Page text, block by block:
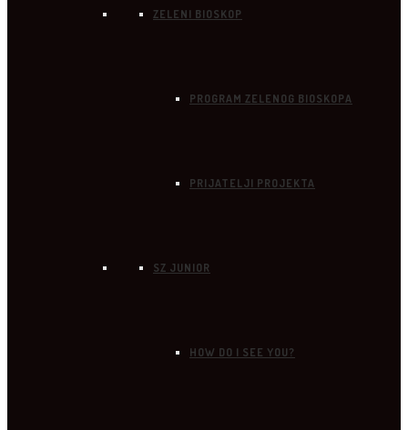
ZELENI BIOSKOP
PROGRAM ZELENOG BIOSKOPA
PRIJATELJI PROJEKTA
SZ JUNIOR
HOW DO I SEE YOU?